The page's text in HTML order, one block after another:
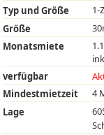
Typ und Größe
1-
Größe
Monatsmiete
verfügbar
Mindestmietzeit
4
Lage